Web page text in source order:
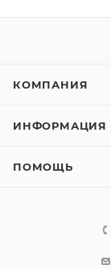
КОМПАНИЯ
ИНФОРМАЦИЯ
ПОМОЩЬ